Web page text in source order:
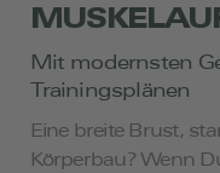
Mit modernsten
Trainingsplänen
Eine breite Brust,
Körperbau? Wenn